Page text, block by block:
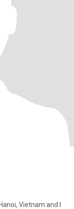
Vietnam and I